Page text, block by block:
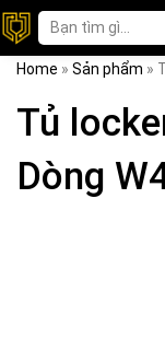
Home » Sản phẩm »
Tủ
Dòng